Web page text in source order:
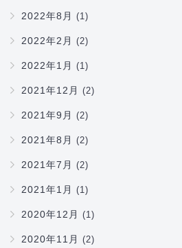
2022年8月 (1)
2022年2月 (2)
2022年1月 (1)
2021年12月 (2)
2021年9月 (2)
2021年8月 (2)
2021年7月 (2)
2021年1月 (1)
2020年12月 (1)
2020年11月 (2)